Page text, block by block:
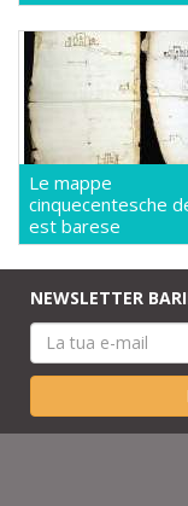
Le mappe
cinquecentesche
est barese
NEWSLETTER